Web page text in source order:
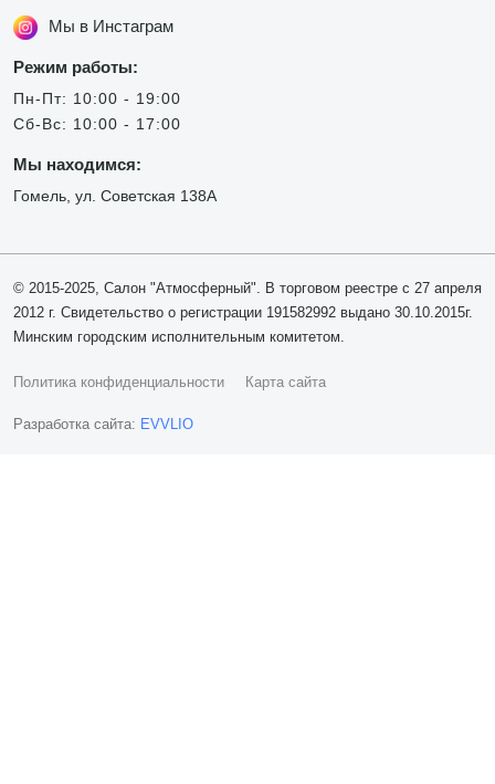
Мы в Инстаграм
Режим работы:
Пн-Пт: 10:00 - 19:00
Сб-Вс: 10:00 - 17:00
Мы находимся:
Гомель, ул. Советская 138А
© 2015-2025, Салон "Атмосферный". В торговом реестре с 27 апреля
2012 г. Свидетельство о регистрации 191582992 выдано 30.10.2015г.
Минским городским исполнительным комитетом.
Политика конфиденциальности Карта сайта
Разработка сайта: EVVLIO